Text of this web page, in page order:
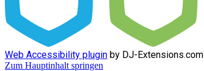
Web Accessibility plugin by DJ-Extensions.com
Zum Hauptinhalt springen